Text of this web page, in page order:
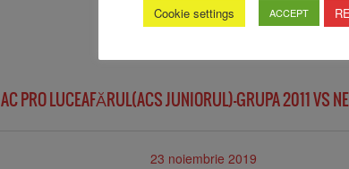
Turneul Sărbătorilor
AC PRO LUCEAFĂRUL(ACS JUNIORUL)-GRUPA 2011 VS
23 noiembrie 2019
Cookie settings ACCEPT